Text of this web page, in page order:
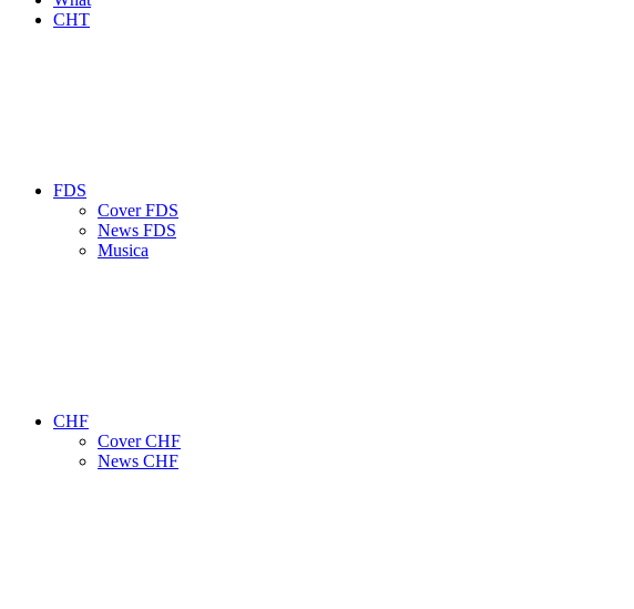
CHT
FDS
Cover FDS
News FDS
Musica
CHF
Cover CHF
News CHF